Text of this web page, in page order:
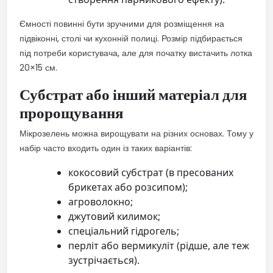
Ємності повинні бути зручними для розміщення на
підвіконні, столі чи кухонній полиці. Розмір підбирається
під потреби користувача, але для початку вистачить лотка
20×15 см.
Субстрат або інший матеріал для
пророщування
Мікрозелень можна вирощувати на різних основах. Тому у
набір часто входить один із таких варіантів:
кокосовий субстрат (в пресованих
брикетах або розсипом);
агроволокно;
джутовий килимок;
спеціальний гідрогель;
перліт або вермикуліт (рідше, але теж
зустрічається).